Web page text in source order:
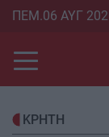
Skip
main
content
ΠΕΜ.06 ΑΥΓ
ΚΡΗΤΗ